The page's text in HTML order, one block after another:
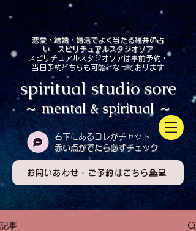
恋愛・結婚・婚活でよく当たる福井の占
い スピリチュアルスタジオソア
スピリチュアルスタジオソアは事前予約・
当日予約どちらも可能となっております
spiritual studio sore
～ mental & spiritual ～
​右下にあるコレがチャット
赤い点がでたら必ずチェック
お問いあわせ・ご予約はこちら💁💻
記事